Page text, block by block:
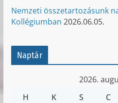
Nemzeti összetartozásunk
Kollégiumban 2026.06.05.
Naptár
2026.
H
K S C